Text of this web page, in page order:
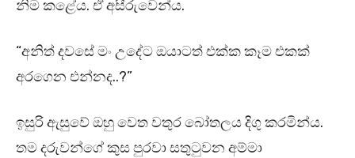
නිම කළේය. ඒ අසීරුවෙන්ය.
“අනිත් දවසේ මං උදේට ඔයාටත් එක්ක කෑම එකක්
අරගෙන එන්නද..?”
ඉසුරි ඇසුවේ ඔහු වෙත වතුර බෝතලය දිගු කරමින්ය.
තම දරුවන්ගේ කුස පුරවා සතුටුවන අම්මා